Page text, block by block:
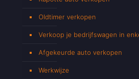
Oldtimer verkopen
Verkoop je bedrijfswagen in
Afgekeurde auto verkopen
Werkwijze